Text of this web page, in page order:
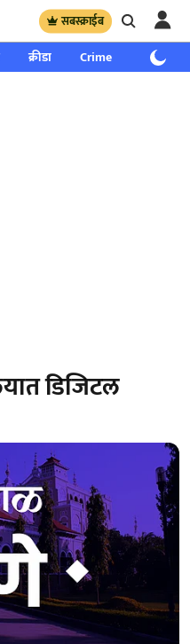
सबस्क्राईब
क्रीडा Crime साप्ताहिक
डिजिटल